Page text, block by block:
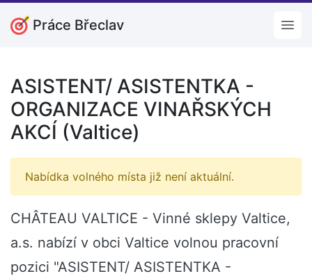
Práce Břeclav
ASISTENT/ ASISTENTKA -
ORGANIZACE VINAŘSKÝCH
AKCÍ (Valtice)
Nabídka volného místa již není aktuální.
CHÂTEAU VALTICE - Vinné sklepy Valtice,
a.s. nabízí v obci Valtice volnou pracovní
pozici "ASISTENT/ ASISTENTKA -